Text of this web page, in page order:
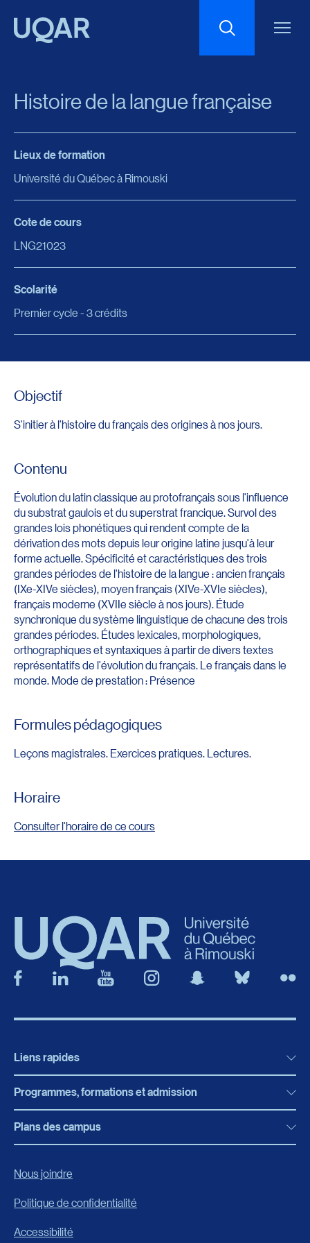
Taille du texte
Espacement du texte
Histoire de la langue française
Lieux de formation
Université du Québec à Rimouski
Cote de cours
LNG21023
Scolarité
Premier cycle - 3 crédits
Objectif
S'initier à l'histoire du français des origines à nos jours.
Contenu
Évolution du latin classique au protofrançais sous l'influence
du substrat gaulois et du superstrat francique. Survol des
grandes lois phonétiques qui rendent compte de la
dérivation des mots depuis leur origine latine jusqu'à leur
forme actuelle. Spécificité et caractéristiques des trois
grandes périodes de l'histoire de la langue : ancien français
(IXe-XIVe siècles), moyen français (XIVe-XVIe siècles),
français moderne (XVIIe siècle à nos jours). Étude
synchronique du système linguistique de chacune des trois
grandes périodes. Études lexicales, morphologiques,
orthographiques et syntaxiques à partir de divers textes
représentatifs de l'évolution du français. Le français dans le
monde. Mode de prestation : Présence
Formules pédagogiques
Leçons magistrales. Exercices pratiques. Lectures.
Horaire
Consulter l'horaire de ce cours
Liens rapides
Actualités
Bibliothèque
Boutique en ligne
Carrières
Programmes, formations et admission
Programmes, formations et admission
Plans des campus
Nous joindre
Politique de confidentialité
Accessibilité